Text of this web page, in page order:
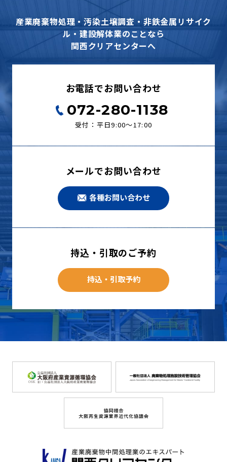
産業廃棄物処理・汚染土壌調査・非鉄金属リサイク
ル・建設解体業のことなら
関西クリアセンターへ
お電話でお問い合わせ
072-280-1138
受付：平日9:00〜17:00
メールでお問い合わせ
各種お問い合わせ
持込・引取のご予約
持込・引取予約